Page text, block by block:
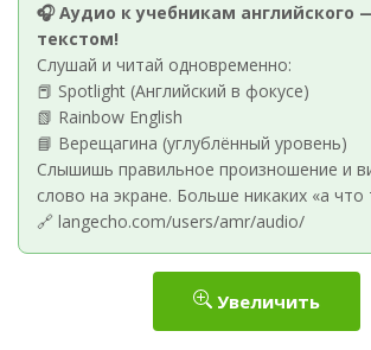
🎧 Аудио к учебникам английского
текстом!
Слушай и читай одновременно:
📕 Spotlight (Английский в фокусе)
📗 Rainbow English
📘 Верещагина (углублённый уровень)
Слышишь правильное произношение и
слово на экране. Больше никаких «а что
🔗 langecho.com/users/amr/audio/
Увеличить